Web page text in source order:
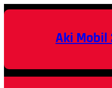
Skip
to
Aki